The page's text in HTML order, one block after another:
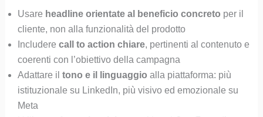
Usare headline orientate al beneficio concreto per il
cliente, non alla funzionalità del prodotto
Includere call to action chiare, pertinenti al contenuto e
coerenti con l’obiettivo della campagna
Adattare il tono e il linguaggio alla piattaforma: più
istituzionale su LinkedIn, più visivo ed emozionale su
Meta